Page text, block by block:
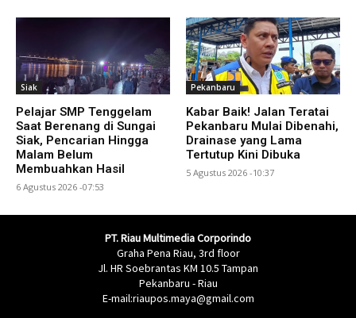
Siak
Pelajar SMP Tenggelam
Saat Berenang di Sungai
Siak, Pencarian Hingga
Malam Belum
Membuahkan Hasil
6 Agustus 2026 -07:53
Pekanbaru
Kabar Baik! Jalan Teratai
Pekanbaru Mulai Dibenahi,
Drainase yang Lama
Tertutup Kini Dibuka
5 Agustus 2026 -10:37
PT. Riau Multimedia Corporindo
Graha Pena Riau, 3rd floor
Jl. HR Soebrantas KM 10.5 Tampan
Pekanbaru - Riau
E-mail:riaupos.maya@gmail.com